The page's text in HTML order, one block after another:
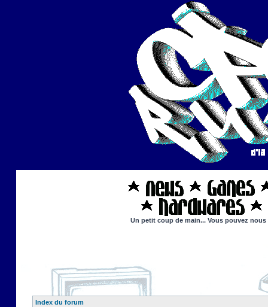
Un petit coup de main... Vous pouvez
Index du forum